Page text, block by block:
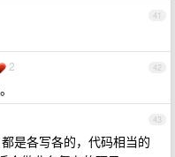
41
42
2
43
是各写各的，代码相当的